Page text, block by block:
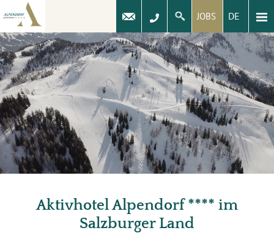
JOBS DE
Aktivhotel Alpendorf **** im
Salzburger Land